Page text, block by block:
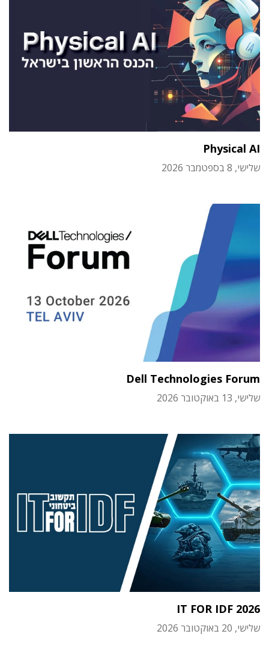
Physical AI
שלישי, 8 בספטמבר 2026
Dell Technologies Forum
שלישי, 13 באוקטובר 2026
IT FOR IDF 2026
שלישי, 20 באוקטובר 2026